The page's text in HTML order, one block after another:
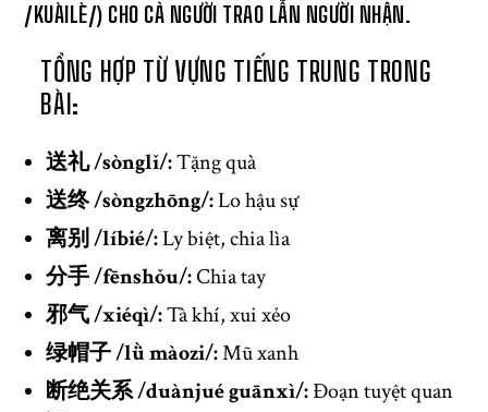
/KUÀILÈ/) CHO CẢ NGƯỜI TRAO LẪN NGƯỜI NHẬN.
TỔNG HỢP TỪ VỰNG TIẾNG TRUNG TRONG
BÀI:
送礼 /sònglǐ/:Tặng quà
送终 /sòngzhōng/:Lo hậu sự
离别 /líbié/:Ly biệt, chia lìa
分手 /fēnshǒu/:Chia tay
邪气 /xiéqì/:Tà khí, xui xẻo
绿帽子 /lǜ màozi/:Mũ xanh
断绝关系 /duànjué guānxì/:Đoạn tuyệt quan